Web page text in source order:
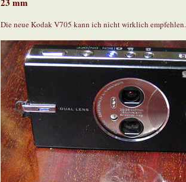
Die neue Kodak V705 kann ich nicht wirklich empfehlen.